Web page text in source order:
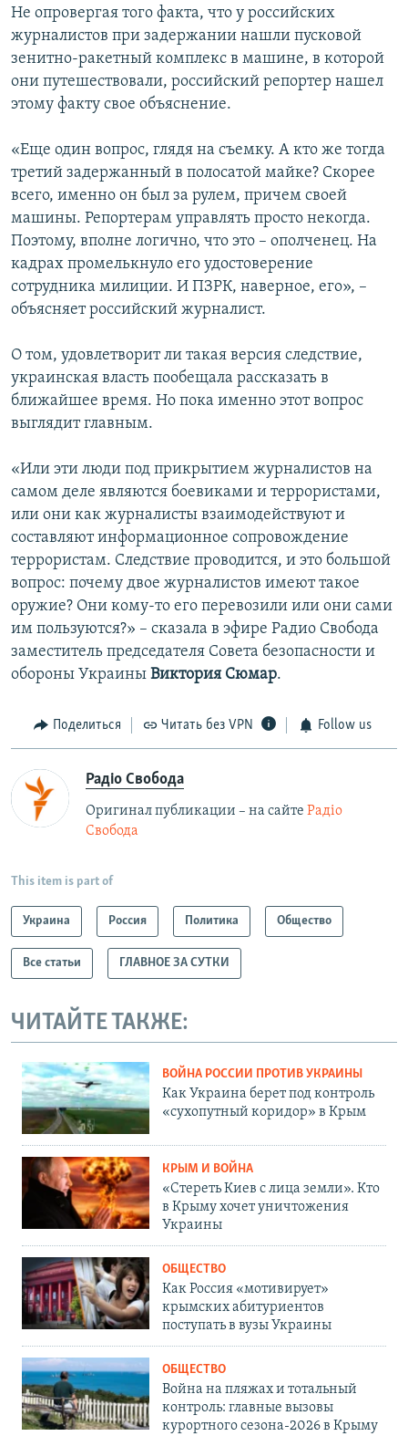
Не опровергая того факта, что у российских
журналистов при задержании нашли пусковой
зенитно-ракетный комплекс в машине, в которой
они путешествовали, российский репортер нашел
этому факту свое объяснение.
«Еще один вопрос, глядя на съемку. А кто же тогда
третий задержанный в полосатой майке? Скорее
всего, именно он был за рулем, причем своей
машины. Репортерам управлять просто некогда.
Поэтому, вполне логично, что это – ополченец. На
кадрах промелькнуло его удостоверение
сотрудника милиции. И ПЗРК, наверное, его», –
объясняет российский журналист.
О том, удовлетворит ли такая версия следствие,
украинская власть пообещала рассказать в
ближайшее время. Но пока именно этот вопрос
выглядит главным.
«Или эти люди под прикрытием журналистов на
самом деле являются боевиками и террористами,
или они как журналисты взаимодействуют и
составляют информационное сопровождение
террористам. Следствие проводится, и это большой
вопрос: почему двое журналистов имеют такое
оружие? Они кому-то его перевозили или они сами
им пользуются?» – сказала в эфире Радио Свобода
заместитель председателя Совета безопасности и
обороны Украины Виктория Сюмар.
Поделиться Читать без VPN Follow us
Радіо Свобода
Оригинал публикации – на сайте Радіо
Свобода
This item is part of
Украина Россия Политика Общество
Все статьи ГЛАВНОЕ ЗА СУТКИ
ЧИТАЙТЕ ТАКЖЕ:
ВОЙНА РОССИИ ПРОТИВ УКРАИНЫ
Как Украина берет под контроль
«сухопутный коридор» в Крым
КРЫМ И ВОЙНА
«Стереть Киев с лица земли». Кто
в Крыму хочет уничтожения
Украины
ОБЩЕСТВО
Как Россия «мотивирует»
крымских абитуриентов
поступать в вузы Украины
ОБЩЕСТВО
Война на пляжах и тотальный
контроль: главные вызовы
курортного сезона-2026 в Крыму